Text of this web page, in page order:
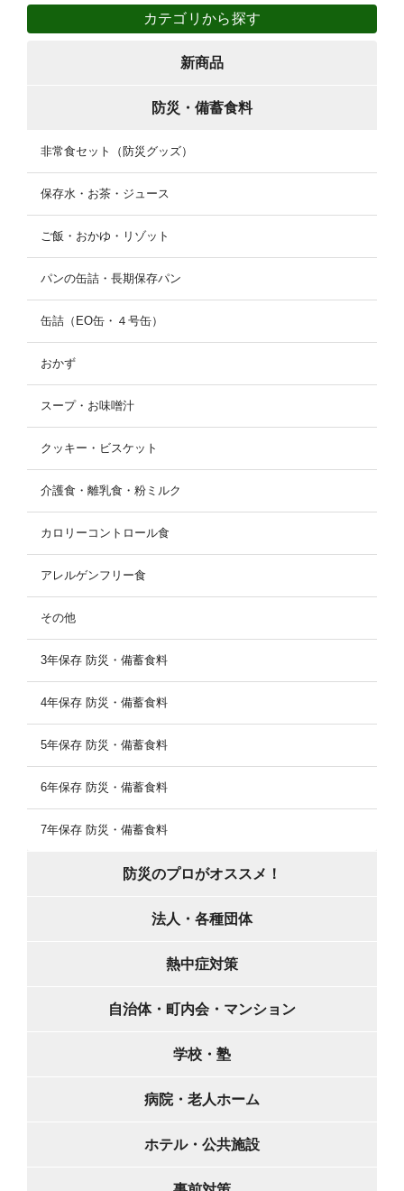
カテゴリから探す
新商品
防災・備蓄食料
非常食セット（防災グッズ）
保存水・お茶・ジュース
ご飯・おかゆ・リゾット
パンの缶詰・長期保存パン
缶詰（EO缶・４号缶）
おかず
スープ・お味噌汁
クッキー・ビスケット
介護食・離乳食・粉ミルク
カロリーコントロール食
アレルゲンフリー食
その他
3年保存 防災・備蓄食料
4年保存 防災・備蓄食料
5年保存 防災・備蓄食料
6年保存 防災・備蓄食料
7年保存 防災・備蓄食料
防災のプロがオススメ！
法人・各種団体
熱中症対策
自治体・町内会・マンション
学校・塾
病院・老人ホーム
ホテル・公共施設